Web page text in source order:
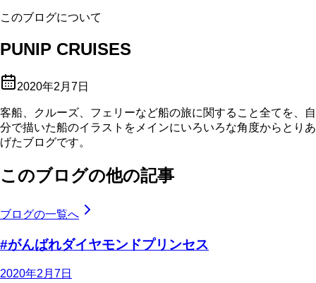
このブログについて
PUNIP CRUISES
2020年2月7日
客船、クルーズ、フェリーなど船の旅に関すること全てを、自
分で描いた船のイラストをメインにいろいろな角度からとりあ
げたブログです。
このブログの他の記事
ブログの一覧へ
#がんばれダイヤモンドプリンセス
2020年2月7日